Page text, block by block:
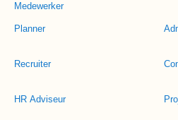
Medewerker
Planner
Recruiter
HR Adviseur